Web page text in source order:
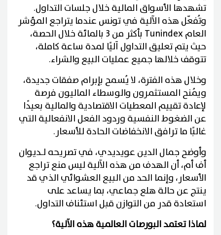
تشهدها الأسواق المالية خلال جلسات التداول.
وتُفعّل هذه الآلية في تونس عندما يتراجع المؤشر
العام Tunindex بأكثر من 3 بالمائة خلال الحصة،
حيث يتم تعليق التداول آليًا لمدة ساعة كاملة،
تتوقف خلالها جميع عمليات البيع والشراء.
وخلال هذه الفترة، لا يُسمح بإبرام صفقات جديدة،
ويُمنح المستثمرون والوسطاء الماليون فرصة
لإعادة تقييم المعطيات الاقتصادية والمالية بعيدًا
عن الضغوط النفسية وردود الفعل الانفعالية التي
غالبًا ما ترافق الانخفاضات الحادة للأسعار.
وأوضح جمال الدين عويديدي، في تصريحه لـديوان
أف أم، أن الهدف من هذه الآلية ليس منع تراجع
الأسعار، وإنما الحد من البيع العشوائي الذي قد
ينتج عن حالة هلع جماعي، بما يساعد على
استعادة قدر من التوازن قبل استئناف التداول.
لماذا تعتمد البورصات العالمية هذه الآلية؟